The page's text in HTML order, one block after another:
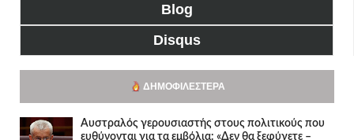
Blog
Disqus
ΔΗΜΟΦΙΛΈΣΤΕΡΑ
Αυστραλός γερουσιαστής στους πολιτικούς που
ευθύνονται για τα εμβόλια: «Δεν θα ξεφύγετε –